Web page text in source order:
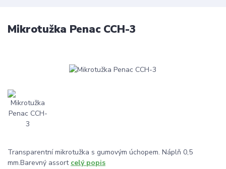
Mikrotužka Penac CCH-3
Transparentní mikrotužka s gumovým úchopem. Náplň 0,5
mm.Barevný assort celý popis